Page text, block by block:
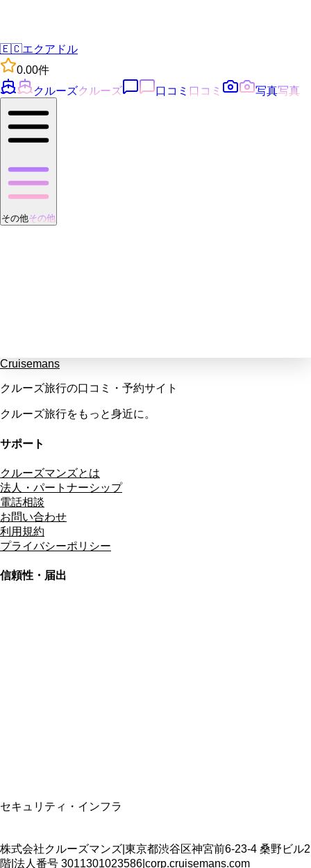
🇪🇨エクアドル
0.00件
クルーズクルーズ 口コミ 口コミ 写真写真
その他その他
Cruisemans
クルーズ旅行の口コミ・予約サイト
クルーズ旅行をもっと身近に。
サポート
クルーズマンズとは
法人・パートナーシップ
電話相談
お問い合わせ
利用規約
プライバシーポリシー
信頼性・届出
セキュリティ・インフラ
株式会社クルーズマンズ 東京都渋谷区神宮前6-23-4 桑野ビル2
階 法人番号 3011301023586 corp.cruisemans.com